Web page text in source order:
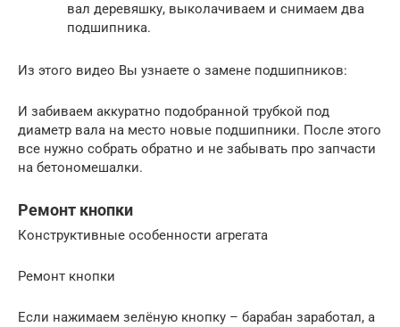
вал деревяшку, выколачиваем и снимаем два
подшипника.
Из этого видео Вы узнаете о замене подшипников:
И забиваем аккуратно подобранной трубкой под
диаметр вала на место новые подшипники. После этого
все нужно собрать обратно и не забывать про запчасти
на бетономешалки.
Ремонт кнопки
Конструктивные особенности агрегата
Ремонт кнопки
Если нажимаем зелёную кнопку – барабан заработал, а